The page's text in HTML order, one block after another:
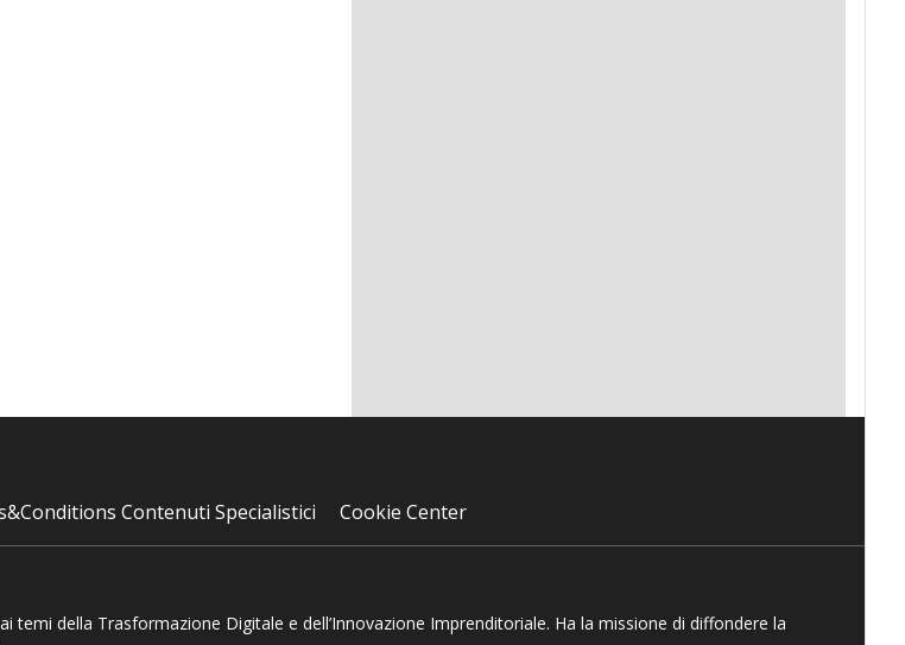
Contenuti Specialistici Cookie Center
della Trasformazione Digitale e dell’Innovazione Imprenditoriale. Ha la missione di diffondere la